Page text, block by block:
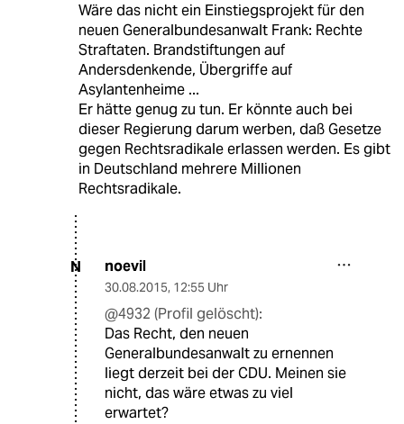
Wäre das nicht ein Einstiegsprojekt für den
neuen Generalbundesanwalt Frank: Rechte
Straftaten. Brandstiftungen auf
Andersdenkende, Übergriffe auf
Asylantenheime ...
Er hätte genug zu tun. Er könnte auch bei
dieser Regierung darum werben, daß Gesetze
gegen Rechtsradikale erlassen werden. Es gibt
in Deutschland mehrere Millionen
Rechtsradikale.
N noevil
30.08.2015, 12:55 Uhr
@4932 (Profil gelöscht):
Das Recht, den neuen
Generalbundesanwalt zu ernennen
liegt derzeit bei der CDU. Meinen sie
nicht, das wäre etwas zu viel
erwartet?